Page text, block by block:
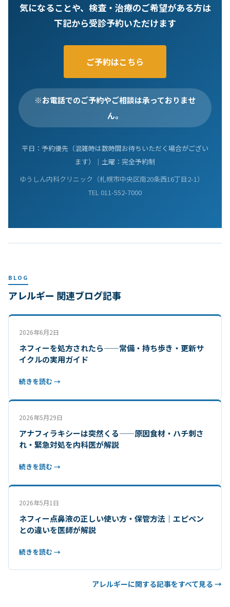
気になることや、検査・治療のご希望がある方は
下記から受診予約いただけます
ご予約はこちら
※お電話でのご予約やご相談は承っておりませ
ん。
平日：予約優先（混雑時は数時間お待ちいただく場合がござい
ます）｜土曜：完全予約制
ゆうしん内科クリニック（札幌市中央区南20条西16丁目2-1）
TEL 011-552-7000
BLOG
アレルギー 関連ブログ記事
2026年6月2日
ネフィーを処方されたら——常備・持ち歩き・更新サ
イクルの実用ガイド
続きを読む →
2026年5月29日
アナフィラキシーは突然くる——原因食材・ハチ刺さ
れ・緊急対処を内科医が解説
続きを読む →
2026年5月1日
ネフィー点鼻液の正しい使い方・保管方法｜エピペン
との違いを医師が解説
続きを読む →
アレルギーに関する記事をすべて見る →